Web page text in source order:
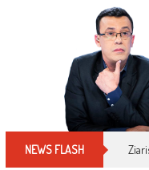
NEWS FLASH